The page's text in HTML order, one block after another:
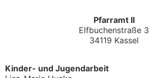
Pfarramt II
Elfbuchenstraße 3
34119 Kassel
Kinder- und Jugendarbeit